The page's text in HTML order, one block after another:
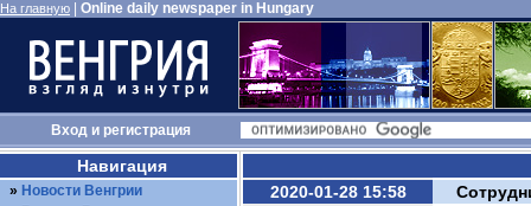
На главную Online daily newspaper in Hungary
Входи регистрация
2020-01-28 15:58
Навигация
Новости Венгрии